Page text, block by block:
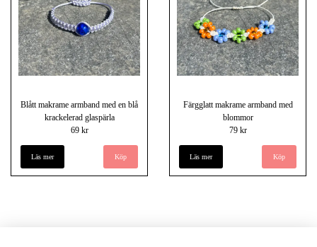
Blått makrame armband med en blå
krackelerad glaspärla
69 kr
Läs mer
Färgglatt makrame armband med
blommor
79 kr
Läs mer